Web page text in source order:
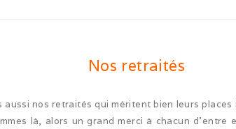
Nos retraités
aussi nos retraités qui méritent bien leurs places
là, alors un grand merci à chacun d’entre